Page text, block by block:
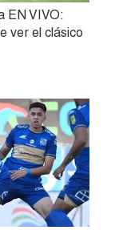
EN VIVO:
ver el clásico